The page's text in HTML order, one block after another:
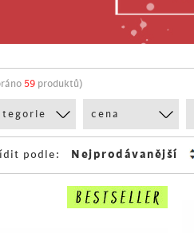
59 produktů)
cena
podle: